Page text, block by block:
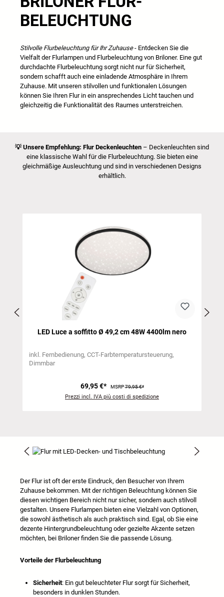
BELEUCHTUNG
Stilvolle Flurbeleuchtung für Ihr Zuhause- Entdecken Sie die
Vielfalt der Flurlampen und Flurbeleuchtung von Briloner. Eine gut
durchdachte Flurbeleuchtung sorgt nicht nur für Sicherheit,
sondern schafft auch eine einladende Atmosphäre in Ihrem
Zuhause. Mit unseren stilvollen und funktionalen Lösungen
können Sie Ihren Flur in ein ansprechendes Licht tauchen und
gleichzeitig die Funktionalität des Raumes unterstreichen.
💡 Unsere Empfehlung: Flur Deckenleuchten – Deckenleuchten sind
eine klassische Wahl für die Flurbeleuchtung. Sie bieten eine
gleichmäßige Ausleuchtung und sind in verschiedenen Designs
erhältlich.
LED Luce a soffitto Ø 49,2 cm 48W 4400lm nero
inkl. Fernbedienung CCT-Farbtemperatursteuerung
Dimmbar
69,95 €* MSRP79,95 €*
Prezzi incl. IVA più costi di spedizione
Salta la galleria di immagini
Der Flur ist oft der erste Eindruck, den Besucher von Ihrem
Zuhause bekommen. Mit der richtigen Beleuchtung können Sie
diesen wichtigen Bereich nicht nur sicher, sondern auch stilvoll
gestalten. Unsere Flurlampen bieten eine Vielzahl von Optionen,
die sowohl ästhetisch als auch praktisch sind. Egal, ob Sie eine
dezente Hintergrundbeleuchtung oder gezielte Akzente setzen
möchten, bei Briloner finden Sie die passende Lösung.
Vorteile der Flurbeleuchtung
Sicherheit: Ein gut beleuchteter Flur sorgt für Sicherheit,
besonders in dunklen Stunden.